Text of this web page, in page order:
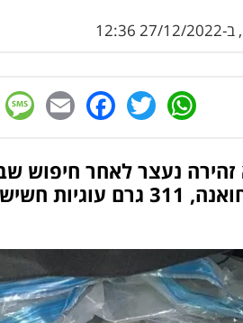
, ב-27/12/2022 12:36
WhatsApp
Twitter
נעצר לאחר חיפוש
נמצאו 3.8 קילוגרם מריחואנה, 311 גרם עוגיות חשיש